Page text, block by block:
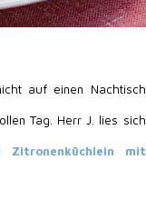
auf einen Nachtisch
Tag. Herr J. lies sich
Zitronenküchlein mit